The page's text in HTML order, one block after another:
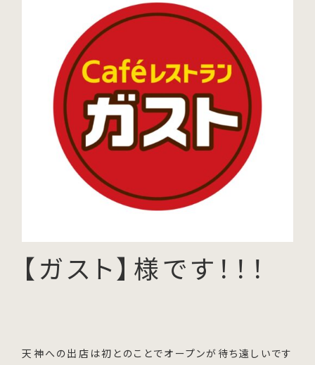
【ガスト】様です！！！
天神への出店は初とのことでオープンが待ち遠しいです